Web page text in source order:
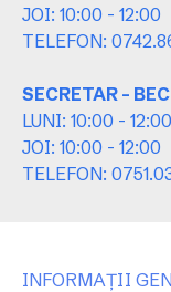
JOI: 10:00 - 12:00
TELEFON:
SECRETAR -
LUNI: 10:00 - 12:00
JOI: 10:00 - 12:00
TELEFON:
INFORMAȚII